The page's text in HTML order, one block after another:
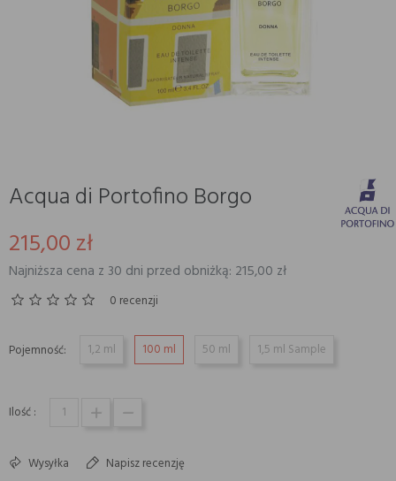
Acqua di Portofino Borgo
215,00 zł
Najniższa cena z 30 dni przed obniżką: 215,00 zł
0 recenzji
Pojemność: 1,2 ml 100 ml 50 ml 1,5 ml Sample
Ilość :
Wysyłka Napisz recenzję